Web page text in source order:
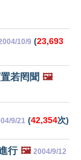
10/9 (23,693
若罔聞 🖼️
9/21 (42,354次)
行 🖼️ 2004/9/12